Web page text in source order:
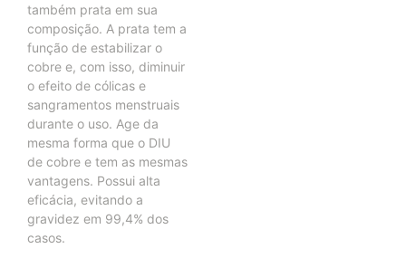
também prata em sua
composição. A prata tem a
função de estabilizar o
cobre e, com isso, diminuir
o efeito de cólicas e
sangramentos menstruais
durante o uso. Age da
mesma forma que o DIU
de cobre e tem as mesmas
vantagens. Possui alta
eficácia, evitando a
gravidez em 99,4% dos
casos.